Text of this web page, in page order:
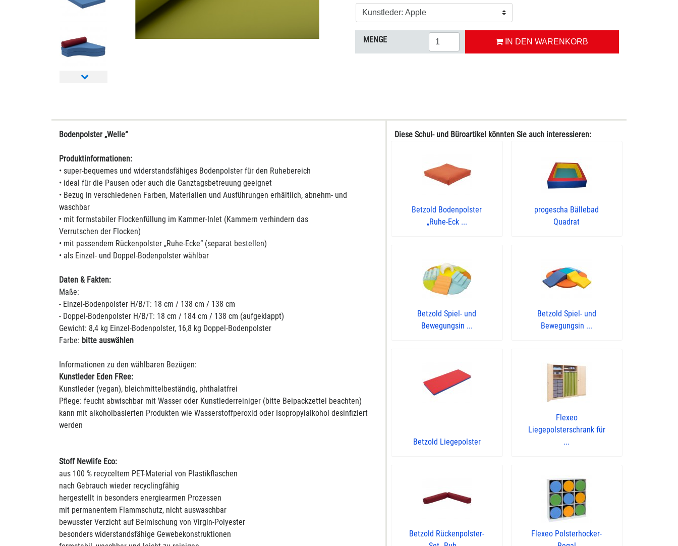
Nächstes
MENGE IN DEN WARENKORB
Bodenpolster „Welle“
Produktinformationen:
• super-bequemes und widerstandsfähiges Bodenpolster für den Ruhebereich
• ideal für die Pausen oder auch die Ganztagsbetreuung geeignet
• Bezug in verschiedenen Farben, Materialien und Ausführungen erhältlich, abnehm- und
waschbar
• mit formstabiler Flockenfüllung im Kammer-Inlet (Kammern verhindern das
Verrutschen der Flocken)
• mit passendem Rückenpolster „Ruhe-Ecke“ (separat bestellen)
• als Einzel- und Doppel-Bodenpolster wählbar
Daten & Fakten:
Maße:
- Einzel-Bodenpolster H/B/T: 18 cm / 138 cm / 138 cm
- Doppel-Bodenpolster H/B/T: 18 cm / 184 cm / 138 cm (aufgeklappt)
Gewicht: 8,4 kg Einzel-Bodenpolster, 16,8 kg Doppel-Bodenpolster
Farbe: bitte auswählen
Informationen zu den wählbaren Bezügen:
Kunstleder Eden FRee:
Kunstleder (vegan), bleichmittelbeständig, phthalatfrei
Pflege: feucht abwischbar mit Wasser oder Kunstlederreiniger (bitte Beipackzettel beachten)
kann mit alkoholbasierten Produkten wie Wasserstoffperoxid oder Isopropylalkohol desinfiziert
werden
Stoff Newlife Eco:
aus 100 % recyceltem PET-Material von Plastikflaschen
nach Gebrauch wieder recyclingfähig
hergestellt in besonders energiearmen Prozessen
mit permanentem Flammschutz, nicht auswaschbar
bewusster Verzicht auf Beimischung von Virgin-Polyester
besonders widerstandsfähige Gewebekonstruktionen
Diese Schul- und Büroartikel könnten Sie auch interessieren:
Betzold Bodenpolster
„Ruhe-Eck ...
progescha Bällebad
Quadrat
Betzold Spiel- und
Bewegungsin ...
Betzold Spiel- und
Bewegungsin ...
Betzold Liegepolster
Flexeo
Liegepolsterschrank für
...
Betzold Rückenpolster-
Flexeo Polsterhocker-